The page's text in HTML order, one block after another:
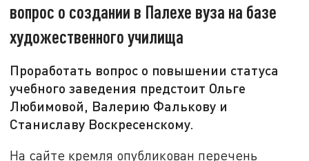
вопрос о создании в Палехе вуза на базе
художественного училища
Проработать вопрос о повышении статуса
учебного заведения предстоит Ольге
Любимовой, Валерию Фалькову и
Станиславу Воскресенскому.
На сайте кремля опубликован перечень